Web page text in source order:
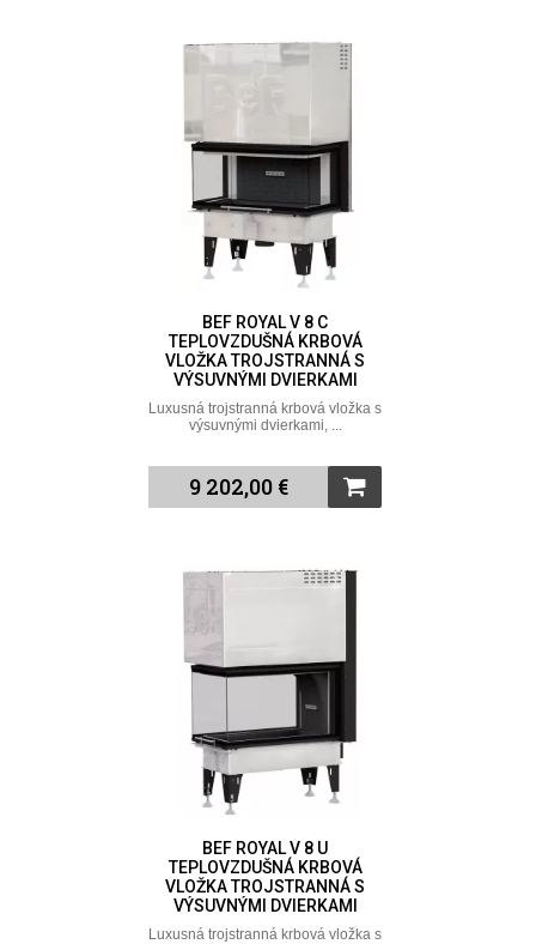
BEF ROYAL V 8 C
TEPLOVZDUŠNÁ KRBOVÁ
VLOŽKA TROJSTRANNÁ S
VÝSUVNÝMI DVIERKAMI
Luxusná trojstranná krbová vložka s
výsuvnými dvierkami, ...
9 202,00 €
BEF ROYAL V 8 U
TEPLOVZDUŠNÁ KRBOVÁ
VLOŽKA TROJSTRANNÁ S
VÝSUVNÝMI DVIERKAMI
Luxusná trojstranná krbová vložka s